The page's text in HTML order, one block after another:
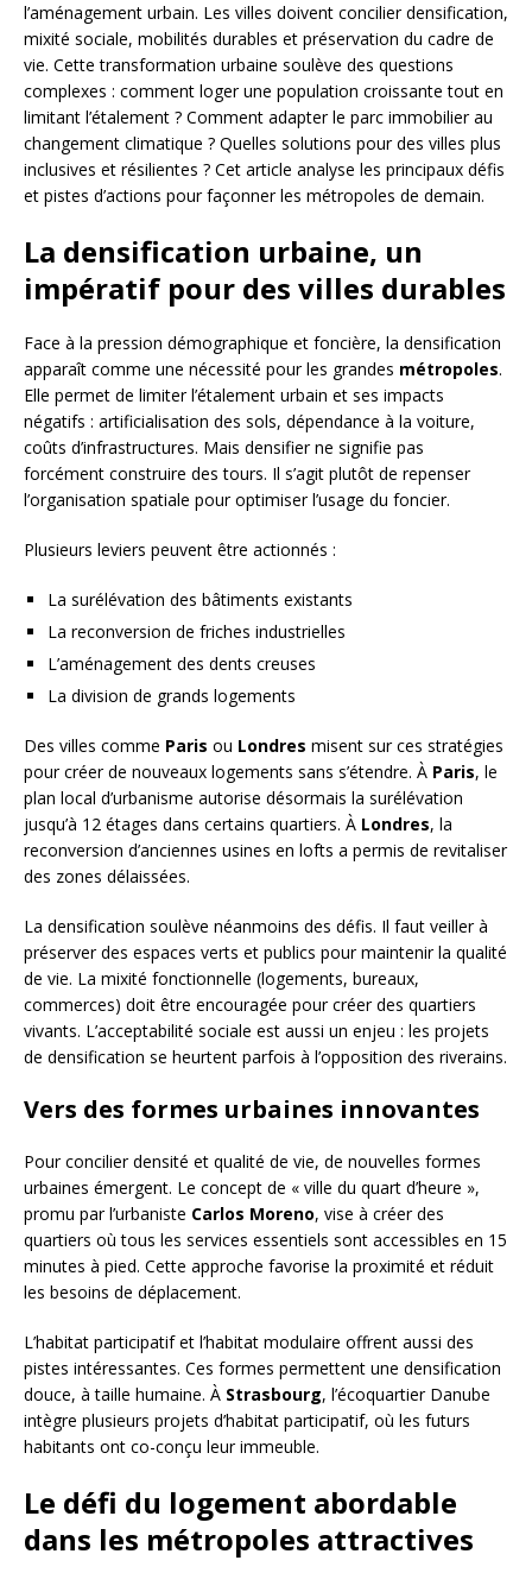
l’aménagement urbain. Les villes doivent concilier densification,
mixité sociale, mobilités durables et préservation du cadre de
vie. Cette transformation urbaine soulève des questions
complexes : comment loger une population croissante tout en
limitant l’étalement ? Comment adapter le parc immobilier au
changement climatique ? Quelles solutions pour des villes plus
inclusives et résilientes ? Cet article analyse les principaux défis
et pistes d’actions pour façonner les métropoles de demain.
La densification urbaine, un
impératif pour des villes durables
Face à la pression démographique et foncière, la densification
apparaît comme une nécessité pour les grandes métropoles.
Elle permet de limiter l’étalement urbain et ses impacts
négatifs : artificialisation des sols, dépendance à la voiture,
coûts d’infrastructures. Mais densifier ne signifie pas
forcément construire des tours. Il s’agit plutôt de repenser
l’organisation spatiale pour optimiser l’usage du foncier.
Plusieurs leviers peuvent être actionnés :
La surélévation des bâtiments existants
La reconversion de friches industrielles
L’aménagement des dents creuses
La division de grands logements
Des villes comme Paris ou Londres misent sur ces stratégies
pour créer de nouveaux logements sans s’étendre. À Paris, le
plan local d’urbanisme autorise désormais la surélévation
jusqu’à 12 étages dans certains quartiers. À Londres, la
reconversion d’anciennes usines en lofts a permis de revitaliser
des zones délaissées.
La densification soulève néanmoins des défis. Il faut veiller à
préserver des espaces verts et publics pour maintenir la qualité
de vie. La mixité fonctionnelle (logements, bureaux,
commerces) doit être encouragée pour créer des quartiers
vivants. L’acceptabilité sociale est aussi un enjeu : les projets
de densification se heurtent parfois à l’opposition des riverains.
Vers des formes urbaines innovantes
Pour concilier densité et qualité de vie, de nouvelles formes
urbaines émergent. Le concept de « ville du quart d’heure »,
promu par l’urbaniste Carlos Moreno, vise à créer des
quartiers où tous les services essentiels sont accessibles en 15
minutes à pied. Cette approche favorise la proximité et réduit
les besoins de déplacement.
L’habitat participatif et l’habitat modulaire offrent aussi des
pistes intéressantes. Ces formes permettent une densification
douce, à taille humaine. À Strasbourg, l’écoquartier Danube
intègre plusieurs projets d’habitat participatif, où les futurs
habitants ont co-conçu leur immeuble.
Le défi du logement abordable
dans les métropoles attractives